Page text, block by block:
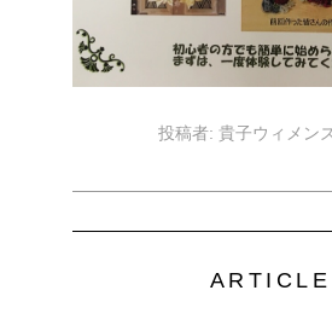
投稿者: 貴子ウィメン
ARTICLE